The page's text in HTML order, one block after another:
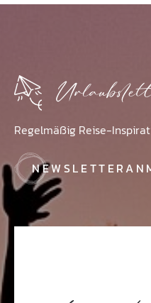
Regelmäßig Reise-